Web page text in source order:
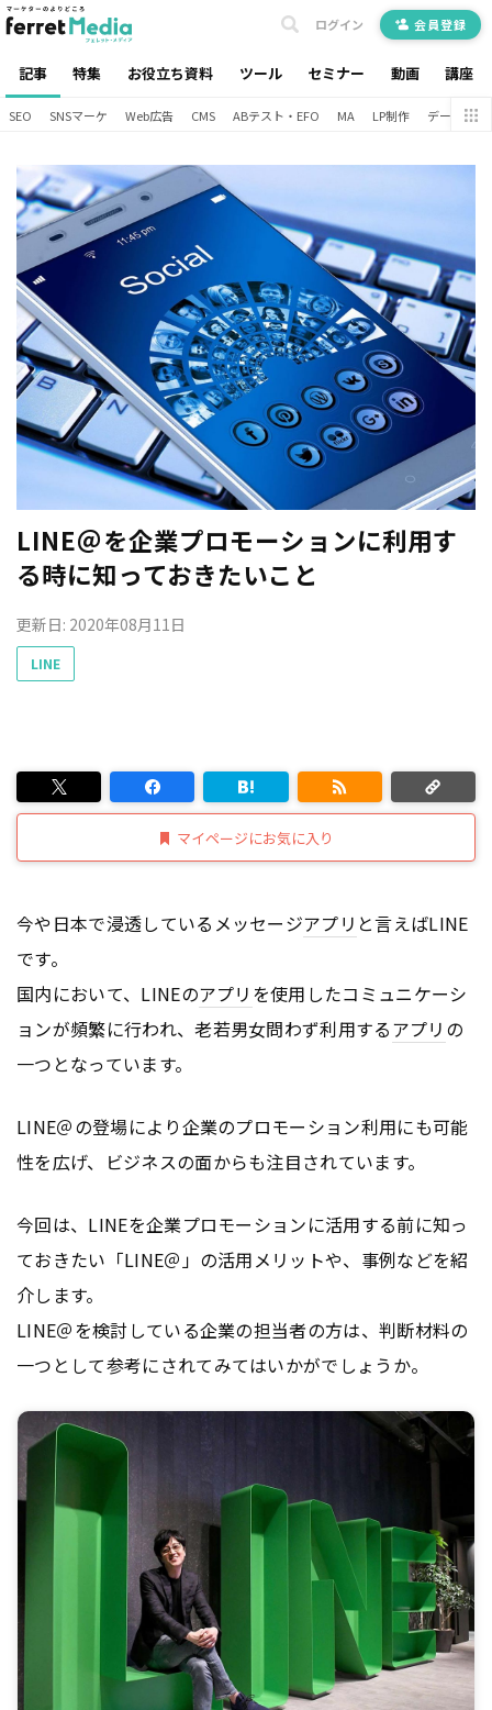
記事 特集 お役立ち資料 ツール セミナー 動画 講座
ログイン 会員登録
SEO SNSマーケ Web広告 CMS ABテスト・EFO MA LP制作 データ分析
LINE＠を企業プロモーションに利用す
る時に知っておきたいこと
更新日: 2020年08月11日
LINE
マイページにお気に入り
今や日本で浸透しているメッセージアプリ と言えばLINE
です。
国内において、LINEのアプリ を使用したコミュニケーシ
ョンが頻繁に行われ、老若男女問わず利用するアプリ の
一つとなっています。
LINE＠の登場により企業のプロモーション利用にも可能
性を広げ、ビジネスの面からも注目されています。
今回は、LINEを企業プロモーションに活用する前に知っ
ておきたい「LINE＠」の活用メリットや、事例などを紹
介します。
LINE＠を検討している企業の担当者の方は、判断材料の
一つとして参考にされてみてはいかがでしょうか。